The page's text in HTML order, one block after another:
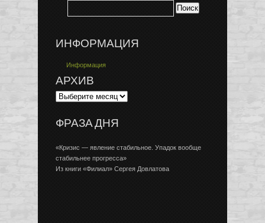
ИНФОРМАЦИЯ
Информация
АРХИВ
ФРАЗА ДНЯ
«Кризис — явление стабильное. Упадок вообще
стабильнее прогресса»
Из книги «Филиал» Сергея Довлатова